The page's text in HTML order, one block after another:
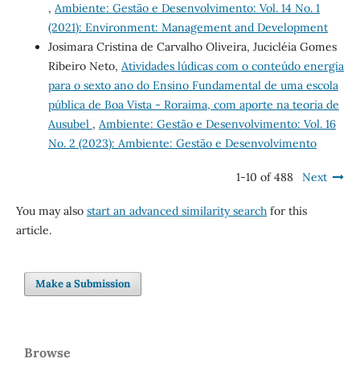
, Ambiente: Gestão e Desenvolvimento: Vol. 14 No. 1
(2021): Environment: Management and Development
Josimara Cristina de Carvalho Oliveira, Jucicléia Gomes
Ribeiro Neto, Atividades lúdicas com o conteúdo energia
para o sexto ano do Ensino Fundamental de uma escola
pública de Boa Vista - Roraima, com aporte na teoria de
Ausubel , Ambiente: Gestão e Desenvolvimento: Vol. 16
No. 2 (2023): Ambiente: Gestão e Desenvolvimento
1-10 of 488 Next
You may also start an advanced similarity searchfor this
article.
Make a Submission
Browse